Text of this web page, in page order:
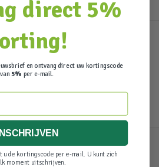
direct 5%
en ontvang direct uw kortingscode
van 5% per e-mail.
u de kortingscode per e-mail. U kunt zich
moment uitschrijven.